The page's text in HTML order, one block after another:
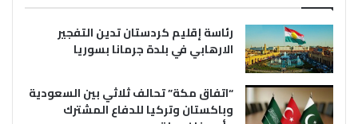
رئاسة إقليم كردستان تدين التفجير
الارهابي في بلدة جرمانا بسوريا
“اتفاق مكة” تحالف ثلاثي بين السعودية
وباكستان وتركيا للدفاع المشترك